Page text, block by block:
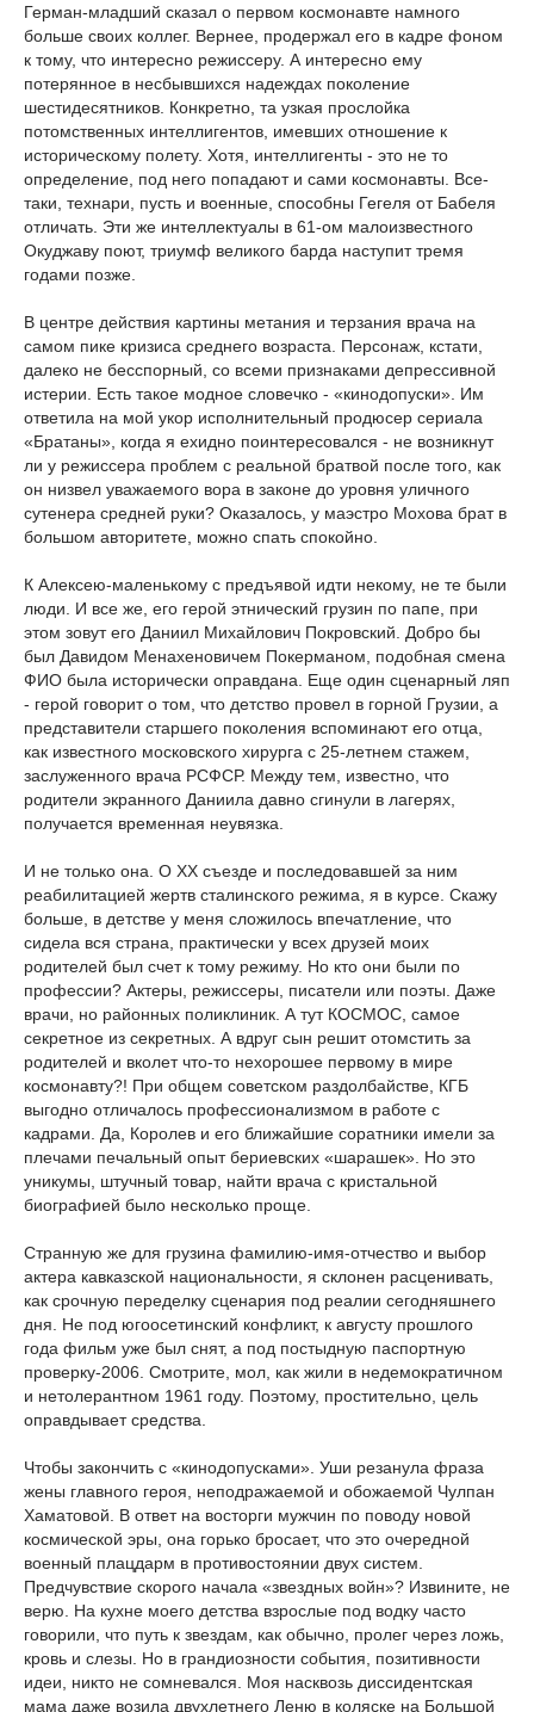
Герман-младший сказал о первом космонавте намного
больше своих коллег. Вернее, продержал его в кадре фоном
к тому, что интересно режиссеру. А интересно ему
потерянное в несбывшихся надеждах поколение
шестидесятников. Конкретно, та узкая прослойка
потомственных интеллигентов, имевших отношение к
историческому полету. Хотя, интеллигенты - это не то
определение, под него попадают и сами космонавты. Все-
таки, технари, пусть и военные, способны Гегеля от Бабеля
отличать. Эти же интеллектуалы в 61-ом малоизвестного
Окуджаву поют, триумф великого барда наступит тремя
годами позже.
В центре действия картины метания и терзания врача на
самом пике кризиса среднего возраста. Персонаж, кстати,
далеко не бесспорный, со всеми признаками депрессивной
истерии. Есть такое модное словечко - «кинодопуски». Им
ответила на мой укор исполнительный продюсер сериала
«Братаны», когда я ехидно поинтересовался - не возникнут
ли у режиссера проблем с реальной братвой после того, как
он низвел уважаемого вора в законе до уровня уличного
сутенера средней руки? Оказалось, у маэстро Мохова брат в
большом авторитете, можно спать спокойно.
К Алексею-маленькому с предъявой идти некому, не те были
люди. И все же, его герой этнический грузин по папе, при
этом зовут его Даниил Михайлович Покровский. Добро бы
был Давидом Менахеновичем Покерманом, подобная смена
ФИО была исторически оправдана. Еще один сценарный ляп
- герой говорит о том, что детство провел в горной Грузии, а
представители старшего поколения вспоминают его отца,
как известного московского хирурга с 25-летнем стажем,
заслуженного врача РСФСР. Между тем, известно, что
родители экранного Даниила давно сгинули в лагерях,
получается временная неувязка.
И не только она. О ХХ съезде и последовавшей за ним
реабилитацией жертв сталинского режима, я в курсе. Скажу
больше, в детстве у меня сложилось впечатление, что
сидела вся страна, практически у всех друзей моих
родителей был счет к тому режиму. Но кто они были по
профессии? Актеры, режиссеры, писатели или поэты. Даже
врачи, но районных поликлиник. А тут КОСМОС, самое
секретное из секретных. А вдруг сын решит отомстить за
родителей и вколет что-то нехорошее первому в мире
космонавту?! При общем советском раздолбайстве, КГБ
выгодно отличалось профессионализмом в работе с
кадрами. Да, Королев и его ближайшие соратники имели за
плечами печальный опыт бериевских «шарашек». Но это
уникумы, штучный товар, найти врача с кристальной
биографией было несколько проще.
Странную же для грузина фамилию-имя-отчество и выбор
актера кавказской национальности, я склонен расценивать,
как срочную переделку сценария под реалии сегодняшнего
дня. Не под югоосетинский конфликт, к августу прошлого
года фильм уже был снят, а под постыдную паспортную
проверку-2006. Смотрите, мол, как жили в недемократичном
и нетолерантном 1961 году. Поэтому, простительно, цель
оправдывает средства.
Чтобы закончить с «кинодопусками». Уши резанула фраза
жены главного героя, неподражаемой и обожаемой Чулпан
Хаматовой. В ответ на восторги мужчин по поводу новой
космической эры, она горько бросает, что это очередной
военный плацдарм в противостоянии двух систем.
Предчувствие скорого начала «звездных войн»? Извините, не
верю. На кухне моего детства взрослые под водку часто
говорили, что путь к звездам, как обычно, пролег через ложь,
кровь и слезы. Но в грандиозности события, позитивности
идеи, никто не сомневался. Моя насквозь диссидентская
мама даже возила двухлетнего Леню в коляске на Большой